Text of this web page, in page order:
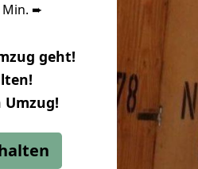
Min. ➨
geht!